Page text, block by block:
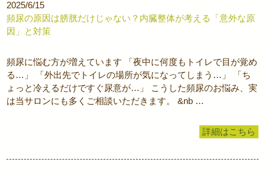
2025/6/15
頻尿の原因は膀胱だけじゃない？内臓整体が考える「意外な原
因」と対策
頻尿に悩む方が増えています 「夜中に何度もトイレで目が覚め
る…」 「外出先でトイレの場所が気になってしまう…」 「ち
ょっと冷えるだけですぐ尿意が…」 こうした頻尿のお悩み、実
は当サロンにも多くご相談いただきます。 &nb …
詳細はこちら